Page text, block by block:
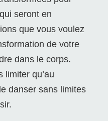
seront en
que vous voulez
de votre
dans le corps.
limiter qu’au
danser sans limites